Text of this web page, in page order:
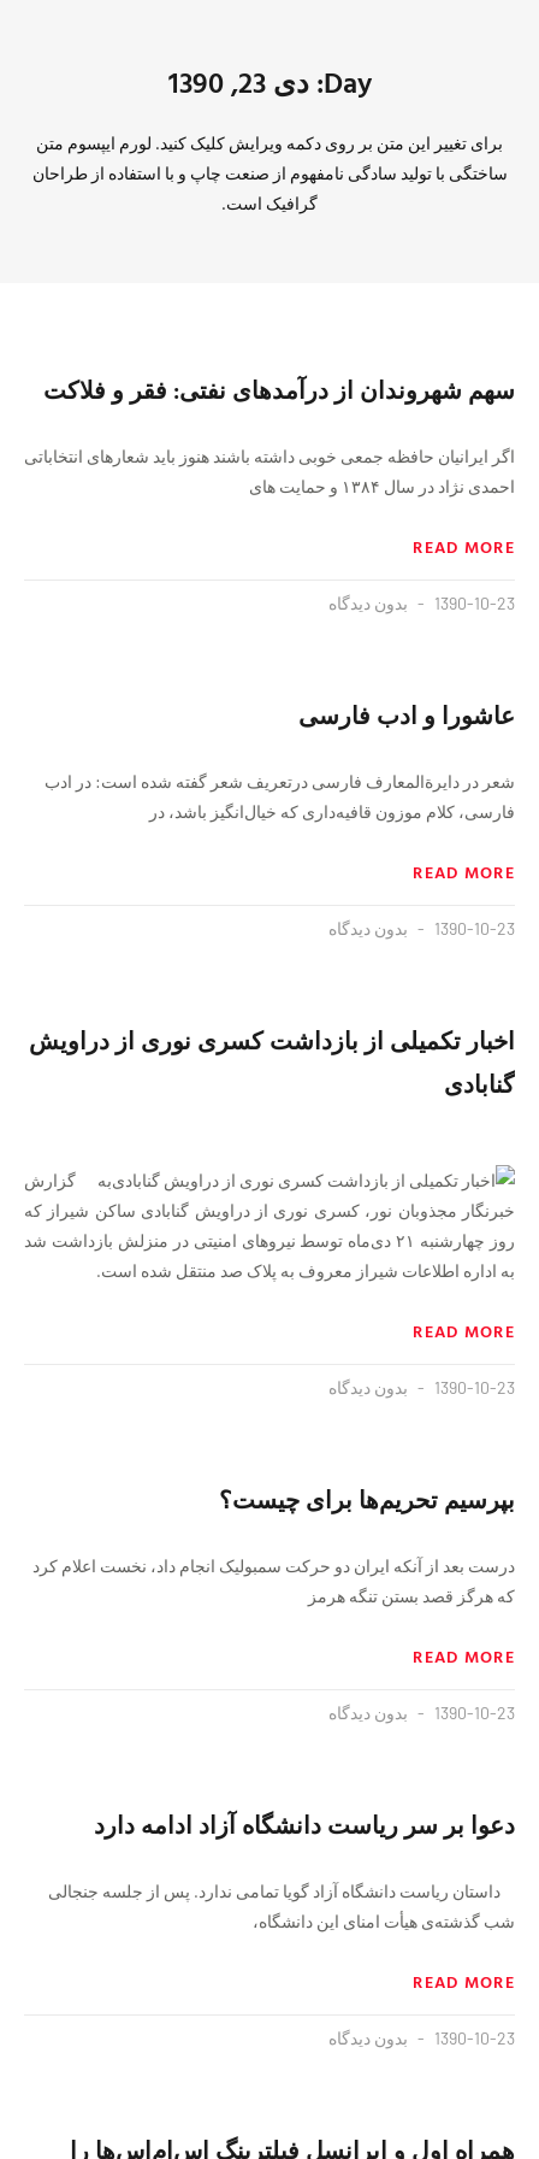
Day: دی 23, 1390
برای تغییر این متن بر روی دکمه ویرایش کلیک کنید. لورم ایپسوم متن
ساختگی با تولید سادگی نامفهوم از صنعت چاپ و با استفاده از طراحان
گرافیک است.
سهم شهروندان از درآمدهای نفتی: فقر و فلاکت
اگر ایرانیان حافظه جمعی خوبی داشته باشند هنوز باید شعارهای انتخاباتی
احمدی نژاد در سال ۱۳۸۴ و حمایت های
READ MORE
1390-10-23 بدون دیدگاه
عاشورا و ادب فارسی
شعر در دایرة‌المعارف فارسی درتعریف شعر گفته شده است: در ادب
فارسی، کلام موزون قافیه‌داری که خیال‌انگیز باشد، در
READ MORE
1390-10-23 بدون دیدگاه
اخبار تکمیلی از بازداشت کسری نوری از دراویش
گنابادی
به گزارش
خبرنگار مجذوبان نور، کسری نوری از دراویش گنابادی ساکن شیراز که
روز چهارشنبه ۲۱ دی‌ماه توسط نیروهای امنیتی در منزلش بازداشت شد
به اداره اطلاعات شیراز معروف به پلاک صد منتقل شده است.
READ MORE
1390-10-23 بدون دیدگاه
بپرسیم تحریم‌ها برای چیست؟
درست بعد از آنکه ایران دو حرکت سمبولیک انجام داد، نخست اعلام کرد
که هرگز قصد بستن تنگه هرمز
READ MORE
1390-10-23 بدون دیدگاه
دعوا بر سر ریاست دانشگاه آزاد ادامه دارد
داستان ریاست دانشگاه آزاد گویا تمامی ندارد. پس از جلسه جنجالی
شب گذشته‌ی هیأت امنای این دانشگاه،
READ MORE
1390-10-23 بدون دیدگاه
همراه اول و ایرانسل فیلترینگ اس‌ام‌اس‌ها را